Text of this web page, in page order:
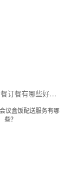
重庆渝中区团餐订餐有哪些好的推荐？